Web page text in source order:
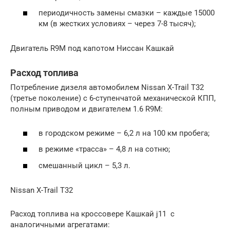
периодичность замены смазки – каждые 15000
км (в жестких условиях – через 7-8 тысяч);
Двигатель R9M под капотом Ниссан Кашкай
Расход топлива
Потребление дизеля автомобилем Nissan X-Trail T32
(третье поколение) с 6-ступенчатой механической КПП,
полным приводом и двигателем 1.6 R9M:
в городском режиме – 6,2 л на 100 км пробега;
в режиме «трасса» – 4,8 л на сотню;
смешанный цикл – 5,3 л.
Nissan X-Trail T32
Расход топлива на кроссовере Кашкай j11 с
аналогичными агрегатами: